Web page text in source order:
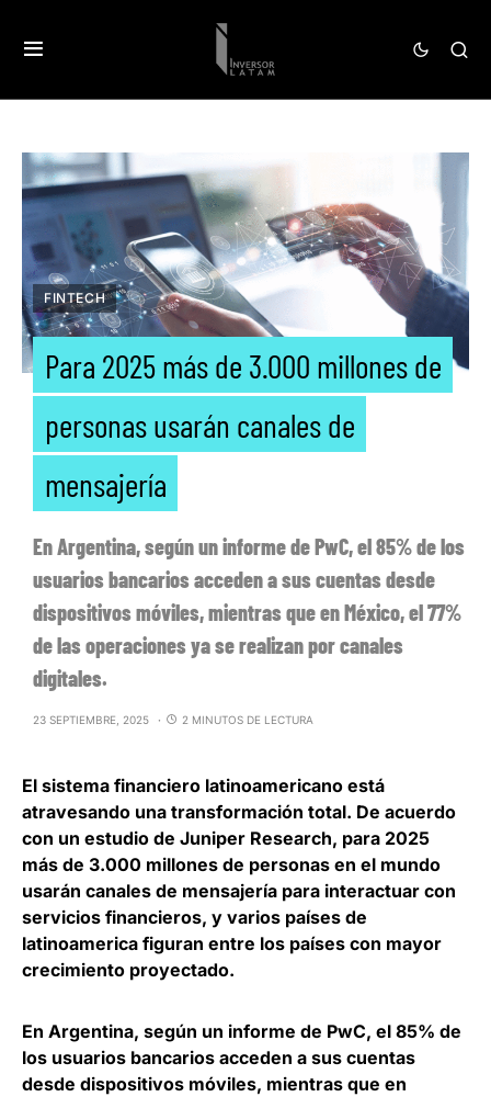
FINTECH
Para 2025 más de 3.000 millones de
personas usarán canales de
mensajería
En Argentina, según un informe de PwC, el 85% de los
usuarios bancarios acceden a sus cuentas desde
dispositivos móviles, mientras que en México, el 77%
de las operaciones ya se realizan por canales
digitales.
23 SEPTIEMBRE, 2025 2 MINUTOS DE LECTURA
El sistema financiero latinoamericano está
atravesando una transformación total. De acuerdo
con un estudio de Juniper Research, para 2025
más de 3.000 millones de personas en el mundo
usarán canales de mensajería para interactuar con
servicios financieros, y varios países de
latinoamerica figuran entre los países con mayor
crecimiento proyectado.
En Argentina, según un informe de PwC, el 85% de
los usuarios bancarios acceden a sus cuentas
desde dispositivos móviles, mientras que en